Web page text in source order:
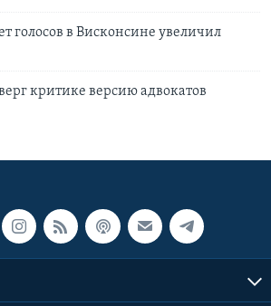
голосов в Висконсине увеличил
критике версию адвокатов